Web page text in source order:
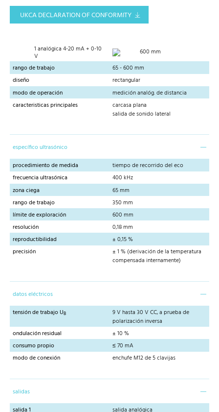
UKCA DECLARATION OF CONFORMITY
1 analógica 4-20 mA + 0-10
V
600 mm
rango de trabajo
65 - 600 mm
diseño
rectangular
modo de operación
medición analóg. de distancia
caracteristicas principales
carcasa plana
salida de sonido lateral
específico ultrasónico
procedimiento de medida
tiempo de recorrido del eco
frecuencia ultrasónica
400 kHz
zona ciega
65 mm
rango de trabajo
350 mm
límite de exploración
600 mm
resolución
0,18 mm
reproductibilidad
± 0,15 %
precisión
± 1 % (derivación de la temperatura
compensada internamente)
datos eléctricos
tensión de trabajo UB
9 V hasta 30 V CC, a prueba de
polarización inversa
ondulación residual
± 10 %
consumo propio
≤ 70 mA
modo de conexión
enchufe M12 de 5 clavijas
salidas
salida 1
salida analógica